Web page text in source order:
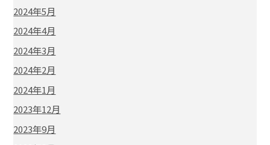
2024年5月
2024年4月
2024年3月
2024年2月
2024年1月
2023年12月
2023年9月